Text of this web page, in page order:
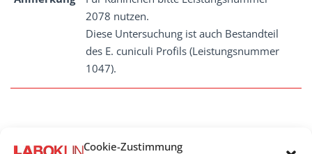
Cookie-Zustimmung
2078 nutzen.
Diese Untersuchung ist auch Bestandteil
des E. cuniculi Profils (Leistungsnummer
1047).
ENCEPHALITOZOON